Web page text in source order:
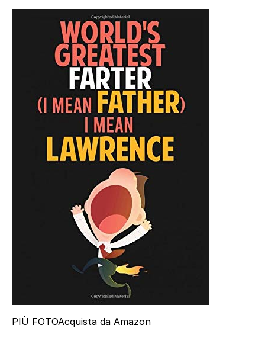
PIÙ FOTOAcquista da Amazon